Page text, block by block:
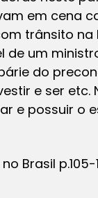
em cena
trânsito na
um
do
e ser
e possuir o
Brasil